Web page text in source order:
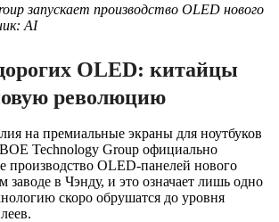
запускает производство OLED нового
AI
OLED: китайцы
революцию
на премиальные экраны для ноутбуков
BOE Technology Group официально
производство OLED-панелей нового
заводе в Чэнду, и это означает лишь одно
скоро обрушатся до уровня